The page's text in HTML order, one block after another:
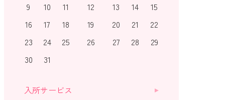
9
10 11 12 13 14
15
16
17 18 19 20 21
22
23
24 25 26 27 28
29
30
31
入所サービス